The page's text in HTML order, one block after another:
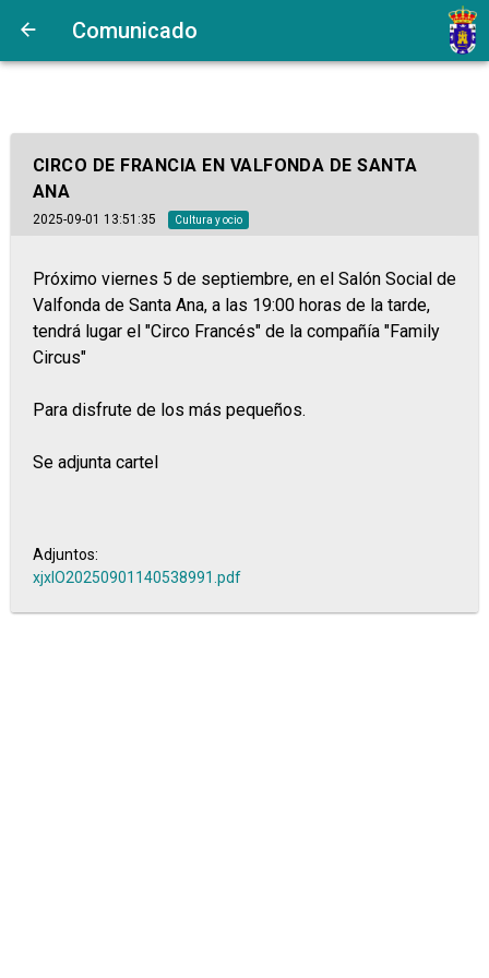
Comunicado
CIRCO DE FRANCIA EN VALFONDA DE SANTA
ANA
2025-09-01 13:51:35 Cultura y ocio
Próximo viernes 5 de septiembre, en el Salón Social de
Valfonda de Santa Ana, a las 19:00 horas de la tarde,
tendrá lugar el "Circo Francés" de la compañía "Family
Circus"
Para disfrute de los más pequeños.
Se adjunta cartel
Adjuntos:
xjxlO20250901140538991.pdf